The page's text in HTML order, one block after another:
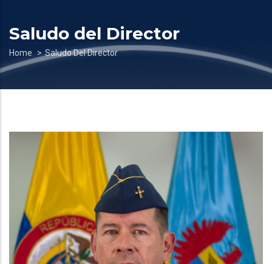
Saludo del Director
Breadcrumb
Home Saludo Del Director